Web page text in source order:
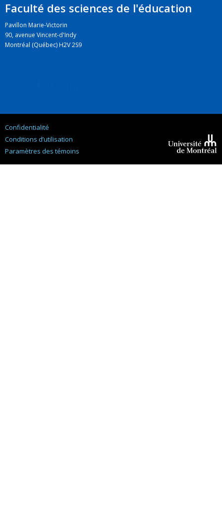
Faculté des sciences de l'éducation
Pavillon Marie-Victorin
90, avenue Vincent-d'Indy
Montréal (Québec) H2V 2S9
Confidentialité
Conditions d’utilisation
Paramètres des témoins
Montréal